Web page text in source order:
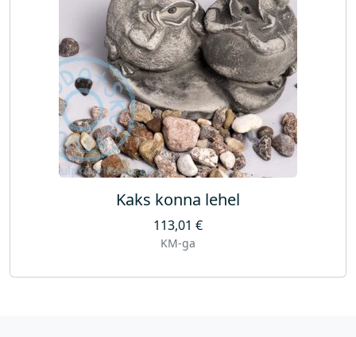
Kaks konna lehel
113,01 €
KM-ga